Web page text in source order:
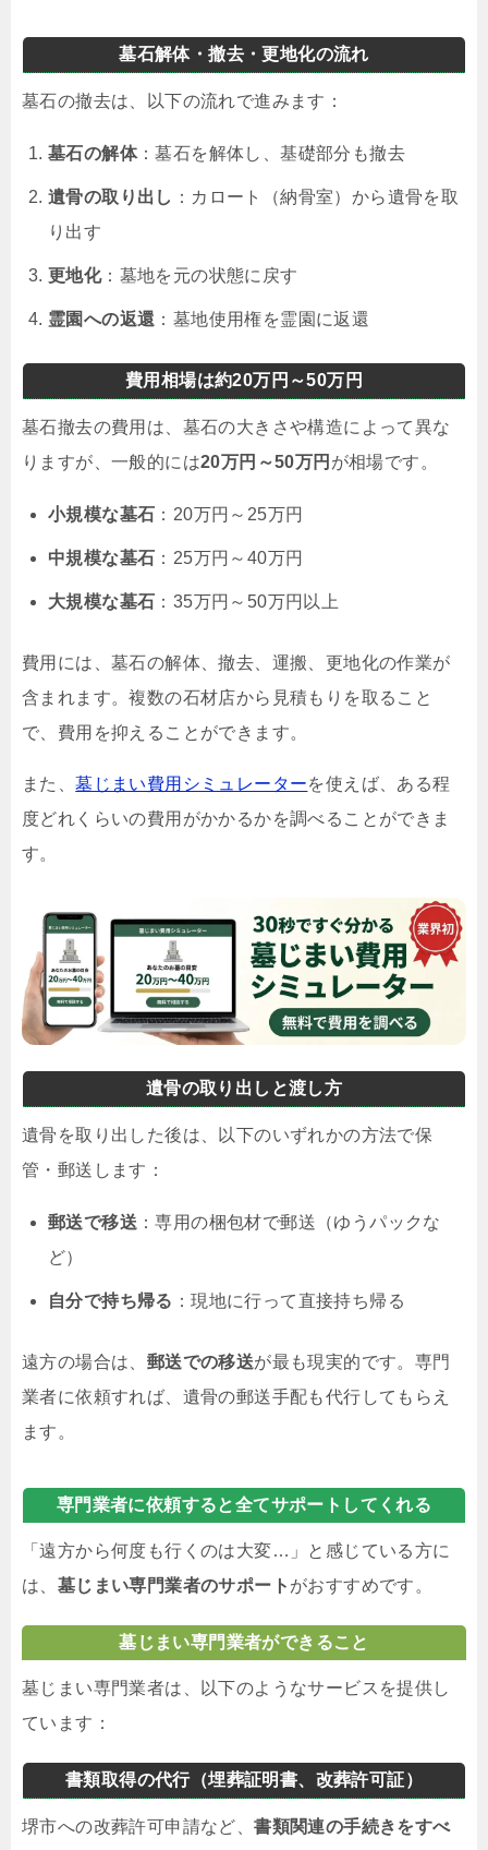
墓石解体・撤去・更地化の流れ
墓石の撤去は、以下の流れで進みます：
墓石の解体：墓石を解体し、基礎部分も撤去
遺骨の取り出し ：カロート（納骨室）から遺骨を取
り出す
更地化：墓地を元の状態に戻す
霊園への返還 ：墓地使用権を霊園に返還
費用相場は約20万円～50万円
墓石撤去の費用は、墓石の大きさや構造によって異な
りますが、一般的には20万円～50万円 が相場です。
小規模な墓石 ：20万円～25万円
中規模な墓石 ：25万円～40万円
大規模な墓石 ：35万円～50万円以上
費用には、墓石の解体、撤去、運搬、更地化の作業が
含まれます。複数の石材店から見積もりを取ること
で、費用を抑えることができます。
また、墓じまい費用シミュレーターを使えば、ある程
度どれくらいの費用がかかるかを調べることができま
す。
遺骨の取り出しと渡し方
遺骨を取り出した後は、以下のいずれかの方法で保
管・郵送します：
郵送で移送 ：専用の梱包材で郵送（ゆうパックな
ど）
自分で持ち帰る ：現地に行って直接持ち帰る
遠方の場合は、 郵送での移送が最も現実的です。専門
業者に依頼すれば、遺骨の郵送手配も代行してもらえ
ます。
専門業者に依頼すると全てサポートしてくれる
「遠方から何度も行くのは大変…」と感じている方に
は、 墓じまい専門業者のサポート がおすすめです。
墓じまい専門業者ができること
墓じまい専門業者は、以下のようなサービスを提供し
ています：
書類取得の代行（埋葬証明書、改葬許可証）
堺市への改葬許可申請など、書類関連の手続きをすべ